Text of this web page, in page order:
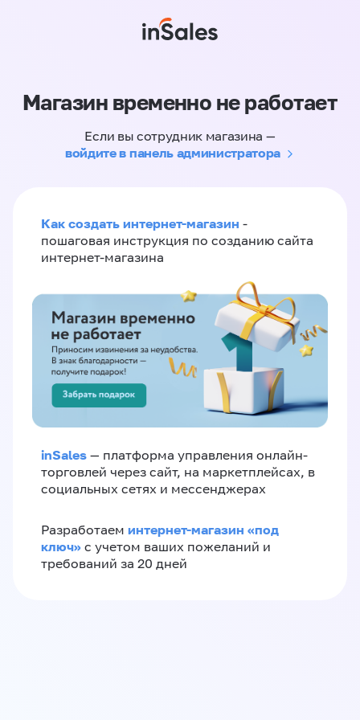
Магазин временно не работает
Если вы сотрудник магазина —
войдите в панель администратора
Как создать интернет-магазин -
пошаговая инструкция по созданию сайта
интернет-магазина
inSales — платформа управления онлайн-
торговлей через сайт, на маркетплейсах, в
социальных сетях и мессенджерах
Разработаем интернет-магазин «‎под
ключ»‎ с учетом ваших пожеланий и
требований за 20 дней